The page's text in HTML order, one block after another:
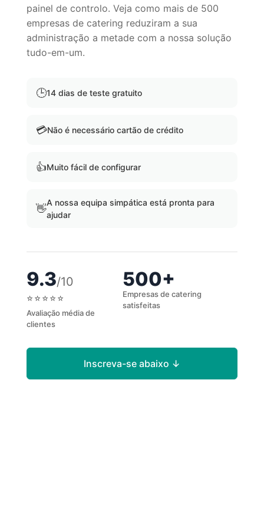
painel de controlo. Veja como mais de 500
empresas de catering reduziram a sua
administração a metade com a nossa solução
tudo-em-um.
🕒14 dias de teste gratuito
💳Não é necessário cartão de crédito
👍Muito fácil de configurar
👋A nossa equipa simpática está pronta para
ajudar
9.3/10
⭐⭐⭐⭐⭐
Avaliação média de
clientes
500+
Empresas de catering
satisfeitas
Inscreva-se abaixo ↓